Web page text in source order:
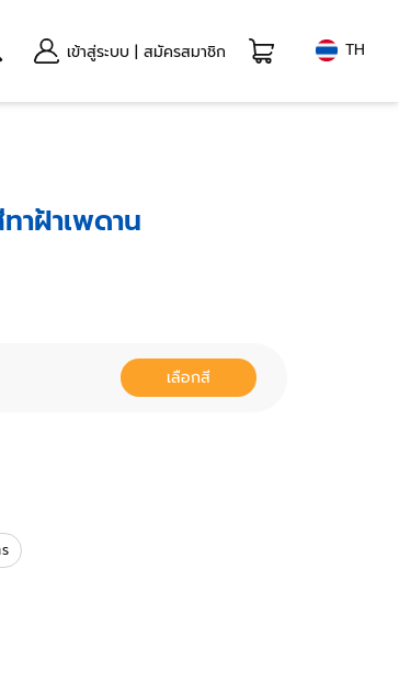
เข้าสู่ระบบ | สมัครสมาชิก TH
าฝ้าเพดาน
เลือกสี